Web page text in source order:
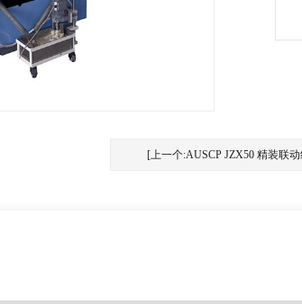
[上一个:AUSCP JZX50 精装联